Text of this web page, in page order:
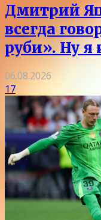
Дмитрий
всегда
руби». Ну я
06.08.2026
17